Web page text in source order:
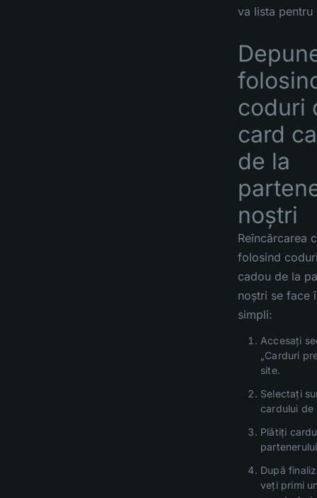
va lista pentru
coduri
card
de la
noștri
Reîncărcarea
folosind
cadou de la
noștri se face
simpli:
Accesați
„Carduri
site.
Selectați
cardului de
Plătiți
După
veți primi